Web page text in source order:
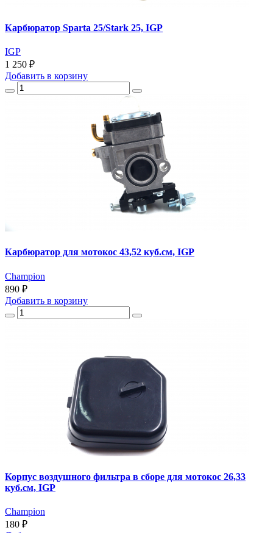
Карбюратор Sparta 25/Stark 25, IGP
IGP
1 250 ₽
Добавить в корзину
Карбюратор для мотокос 43,52 куб.см, IGP
Champion
890 ₽
Добавить в корзину
Корпус воздушного фильтра в сборе для мотокос 26,33
куб.см, IGP
Champion
180 ₽